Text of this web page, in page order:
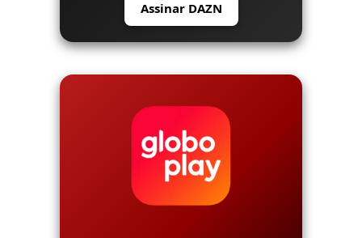
Assinar DAZN